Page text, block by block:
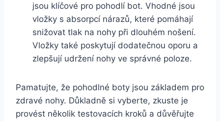
⁣jsou klíčové‍ pro pohodlí bot. Vhodné jsou
vložky s absorpcí⁣ nárazů, které pomáhají
snižovat tlak na nohy při dlouhém ‌nošení.
Vložky také poskytují dodatečnou⁢ oporu a
zlepšují udržení nohy ve správné poloze.
Pamatujte, že pohodlné boty jsou základem pro
zdravé ‍nohy. Důkladně si⁤ vyberte, ‌zkuste je
provést několik ‍testovacích kroků a důvěřujte